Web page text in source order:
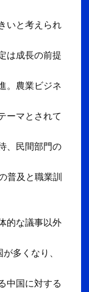
いと考えられ
は成長の前提
。農業ビジネ
ーマとされて
、民間部門の
普及と職業訓
的な議事以外
多くなり、
中国に対する